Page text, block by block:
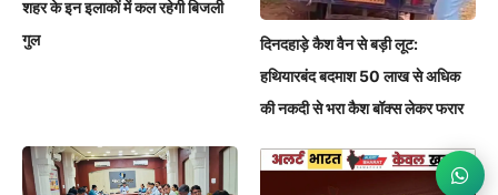
शहर के इन इलाकों में कल रहेगी बिजली
गुल
दिनदहाड़े कैश वैन से बड़ी लूट:
हथियारबंद बदमाश 50 लाख से अधिक
की नकदी से भरा कैश बॉक्स लेकर फरार